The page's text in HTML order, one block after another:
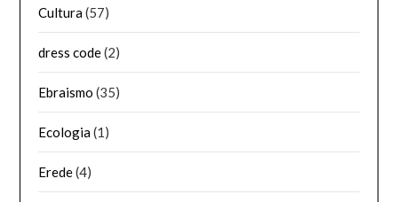
Cultura(57)
dress code(2)
Ebraismo (35)
Ecologia(1)
Erede(4)